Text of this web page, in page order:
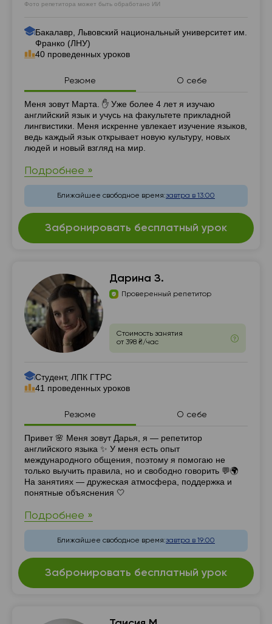
Фото репетитора может быть обработано ИИ
Бакалавр, Львовский национальный университет им.
Франко (ЛНУ)
40 проведенных уроков
Резюме О себе
Резюме
Меня зовут Марта. ✋ Уже более 4 лет я изучаю
английский язык и учусь на факультете прикладной
лингвистики. Меня искренне увлекает изучение языков,
ведь каждый язык открывает новую культуру, новых
людей и новый взгляд на мир.
Подробнее »
Ближайшее свободное время:завтра в 13:00
Забронировать бесплатный урок
Дарина З.
Проверенный репетитор
Стоимость занятия
от 398 ₴/час
Студент, ЛПК ГТРС
41 проведенных уроков
Резюме О себе
Резюме
Привет 🌸 Меня зовут Дарья, я — репетитор
английского языка ✨ У меня есть опыт
международного общения, поэтому я помогаю не
только выучить правила, но и свободно говорить 💬🌍
На занятиях — дружеская атмосфера, поддержка и
понятные объяснения 🤍
Подробнее »
Ближайшее свободное время:завтра в 19:00
Забронировать бесплатный урок